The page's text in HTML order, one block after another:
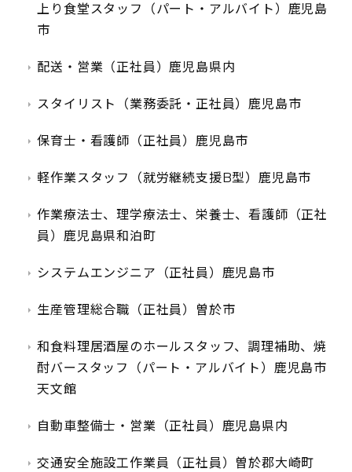
上り食堂スタッフ（パート・アルバイト）鹿児島
市
配送・営業（正社員）鹿児島県内
スタイリスト（業務委託・正社員）鹿児島市
保育士・看護師（正社員）鹿児島市
軽作業スタッフ（就労継続支援B型）鹿児島市
作業療法士、理学療法士、栄養士、看護師（正社
員）鹿児島県和泊町
システムエンジニア（正社員）鹿児島市
生産管理総合職（正社員）曽於市
和食料理居酒屋のホールスタッフ、調理補助、焼
酎バースタッフ（パート・アルバイト）鹿児島市
天文館
自動車整備士・営業（正社員）鹿児島県内
交通安全施設工作業員（正社員）曽於郡大崎町